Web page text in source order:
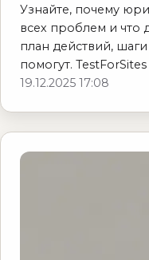
Узнайте, почему
всех проблем и что
план действий,
помогут.
19.12.2025 17:08